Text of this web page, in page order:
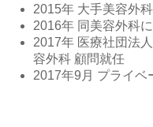
2015年 大手美容外
2016年 同美容外科
2017年 医療社団法
容外科 顧問就任
2017年9月 プライベ